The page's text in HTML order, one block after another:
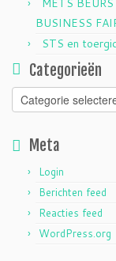
BUSINESS
STS en
Categorieën
Categorieën
Meta
Login
Berichten feed
Reacties feed
WordPress.org